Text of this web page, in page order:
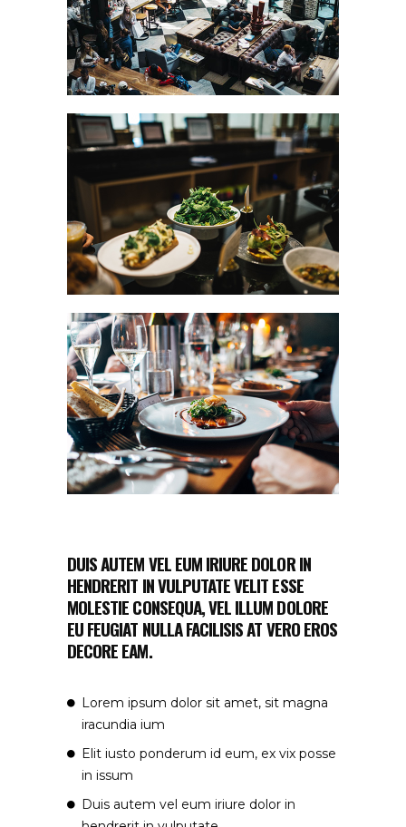
DUIS AUTEM VEL EUM IRIURE DOLOR IN
HENDRERIT IN VULPUTATE VELIT ESSE
MOLESTIE CONSEQUA, VEL ILLUM DOLORE
EU FEUGIAT NULLA FACILISIS AT VERO EROS
DECORE EAM.
Lorem ipsum dolor sit amet, sit magna
iracundia ium
Elit iusto ponderum id eum, ex vix posse
in issum
Duis autem vel eum iriure dolor in